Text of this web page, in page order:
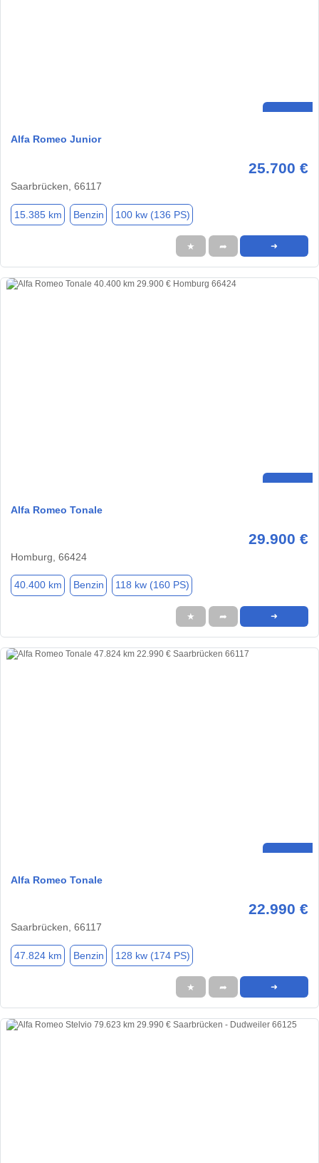
Alfa Romeo Junior
25.700 €
Saarbrücken, 66117
15.385 km Benzin 100 kw (136 PS)
★ ➦ ➜
Alfa Romeo Tonale
29.900 €
Homburg, 66424
40.400 km Benzin 118 kw (160 PS)
★ ➦ ➜
Alfa Romeo Tonale
22.990 €
Saarbrücken, 66117
47.824 km Benzin 128 kw (174 PS)
★ ➦ ➜